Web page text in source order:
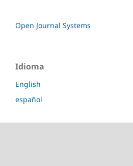
Open Journal Systems
Idioma
English
español